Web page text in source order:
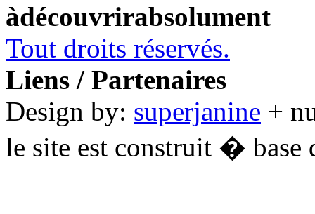
àdécouvrirabsolument
Tout droits réservés.
Liens / Partenaires
Design by: superjanine +
le site est construit � base